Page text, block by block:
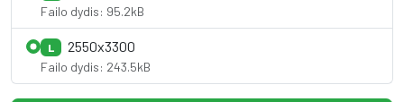
Failo dydis: 95.2kB
L 2550x3300
Failo dydis: 243.5kB